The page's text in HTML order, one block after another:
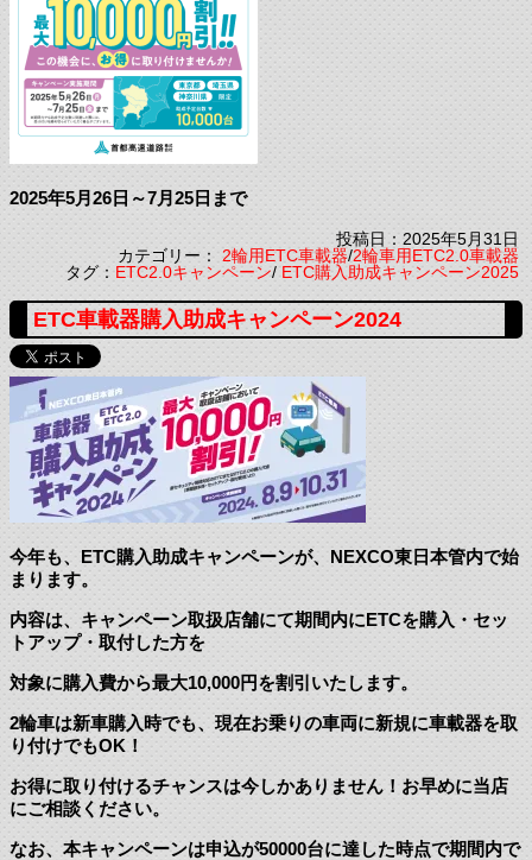
2025年5月26日～7月25日まで
投稿日：2025年5月31日
カテゴリー：2輪用ETC車載器/2輪車用ETC2.0車載器
タグ：ETC2.0キャンペーン/ETC購入助成キャンペーン2025
ETC車載器購入助成キャンペーン2024
今年も、ETC購入助成キャンペーンが、NEXCO東日本管内で始
まります。
内容は、キャンペーン取扱店舗にて期間内にETCを購入・セッ
トアップ・取付した方を
対象に購入費から最大10,000円を割引いたします。
2輪車は新車購入時でも、現在お乗りの車両に新規に車載器を取
り付けでもOK！
お得に取り付けるチャンスは今しかありません！お早めに当店
にご相談ください。
なお、本キャンペーンは申込が50000台に達した時点で期間内で